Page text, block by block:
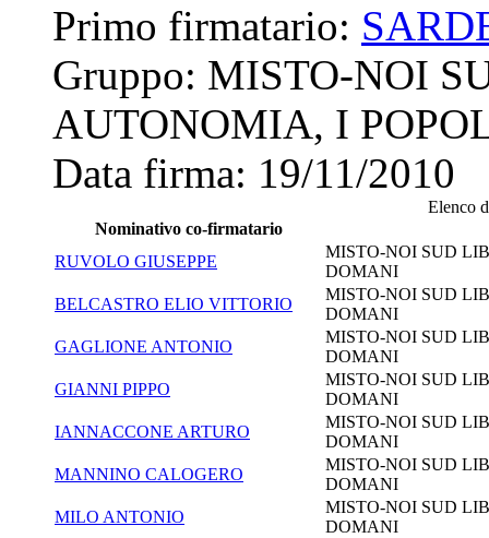
Primo firmatario:
Gruppo: MISTO-NOI
AUTONOMIA, I
Data firma: 19/11/2010
Elenco
Nominativo co-firmatario
RUVOLO GIUSEPPE
MISTO-NOI SUD
DOMANI
BELCASTRO ELIO VITTORIO
MISTO-NOI SUD
DOMANI
GAGLIONE ANTONIO
MISTO-NOI SUD
DOMANI
GIANNI PIPPO
MISTO-NOI SUD
DOMANI
IANNACCONE ARTURO
MISTO-NOI SUD
DOMANI
MANNINO CALOGERO
MISTO-NOI SUD
DOMANI
MILO ANTONIO
MISTO-NOI SUD
DOMANI